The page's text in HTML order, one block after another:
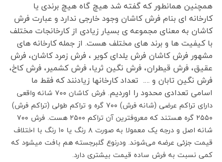
همچنین همانطور که گفته شد هیچ گاه هیچ برندی یا
کارخانه ای بنام فرش کاشان وجود خارجی ندارد و عبارت فرش
کاشان به معنای مجموعه ی بسیار زیادی از کارخانجات مختلف
با کیفیت ها و برند های مختلف هست. از جمله کارخانه های
مشهور فرش کاشان فرش یلدای کویر ، فرش زمرد کاشان، فرش
عقیق، فرش قیطران، فرش نگین ثریا، فرش کشمیر، فرش کاخ،
فرش نگین تابان و …. تعداد کارخانها زیادنند که فقط ما
اسامی تعدادی محدود را اوردیم.
فرش کاشان ۷۰۰ شانه واقعی
دارای تراکم عرضی (شانه فرش) ۷۰۰ گره و تراکم طولی (تراکم فرش)
۲۵۵۰ گره هستند که معروفترین آن تراکم ۲۵۰۰ هست. فرش ۷۰۰
شانه اصل و درجه یک معمولا به صورت ۸ رنگ یا ۱۰ رنگ با اختلاف
قیمت جزئی عرضه می‌شوند. ودرنوع گلبرجسته هم بافت میشود که
کمی نسبت به فرش ساده قیمت بیشتری دارد.